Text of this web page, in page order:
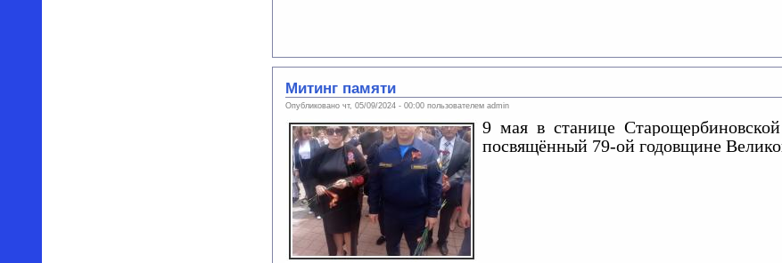
Митинг памяти
Опубликовано чт, 05/09/2024 - 00:00 пользователем admin
9 мая в станице
посвящённый 79-ой годовщине